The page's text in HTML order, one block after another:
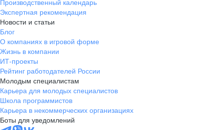
Производственный календарь
Экспертная рекомендация
Новости и статьи
Блог
О компаниях в игровой форме
Жизнь в компании
ИТ-проекты
Рейтинг работодателей России
Молодым специалистам
Карьера для молодых специалистов
Школа программистов
Карьера в некоммерческих организациях
Боты для уведомлений